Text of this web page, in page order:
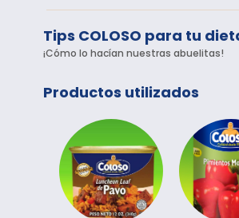
Tips COLOSO para tu
¡Cómo lo hacían nuestras abuelitas!
Productos utilizados